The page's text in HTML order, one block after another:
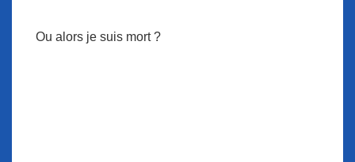
Ou alors je suis mort ?